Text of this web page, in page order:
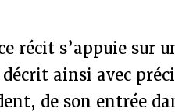
récit s’appuie sur
ainsi avec
de son entrée